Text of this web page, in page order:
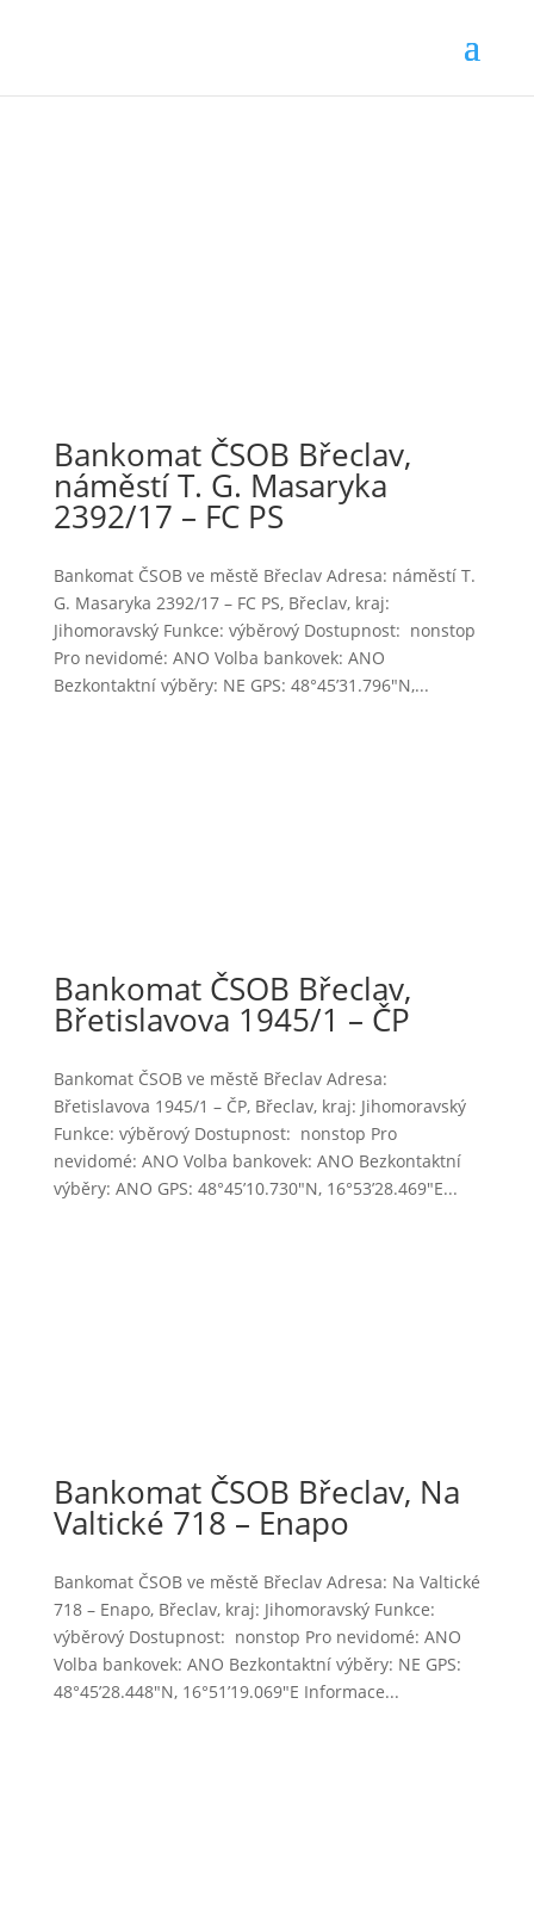
Bankomat ČSOB Břeclav,
náměstí T. G. Masaryka
2392/17 – FC PS
Bankomat ČSOB ve městě Břeclav Adresa: náměstí T.
G. Masaryka 2392/17 – FC PS, Břeclav, kraj:
Jihomoravský Funkce: výběrový Dostupnost: nonstop
Pro nevidomé: ANO Volba bankovek: ANO
Bezkontaktní výběry: NE GPS: 48°45’31.796″N,...
Bankomat ČSOB Břeclav,
Břetislavova 1945/1 – ČP
Bankomat ČSOB ve městě Břeclav Adresa:
Břetislavova 1945/1 – ČP, Břeclav, kraj: Jihomoravský
Funkce: výběrový Dostupnost: nonstop Pro
nevidomé: ANO Volba bankovek: ANO Bezkontaktní
výběry: ANO GPS: 48°45’10.730″N, 16°53’28.469″E...
Bankomat ČSOB Břeclav, Na
Valtické 718 – Enapo
Bankomat ČSOB ve městě Břeclav Adresa: Na Valtické
718 – Enapo, Břeclav, kraj: Jihomoravský Funkce:
výběrový Dostupnost: nonstop Pro nevidomé: ANO
Volba bankovek: ANO Bezkontaktní výběry: NE GPS:
48°45’28.448″N, 16°51’19.069″E Informace...